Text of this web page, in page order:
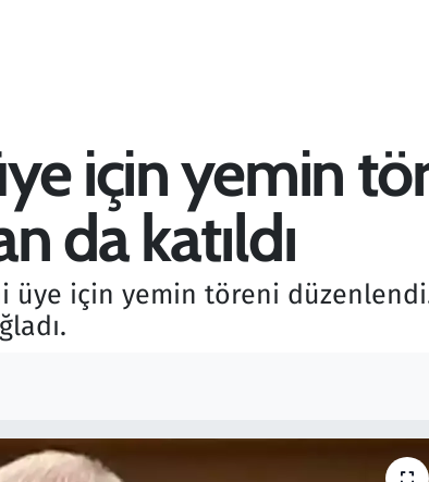
için yemin
da katıldı
üye için yemin töreni